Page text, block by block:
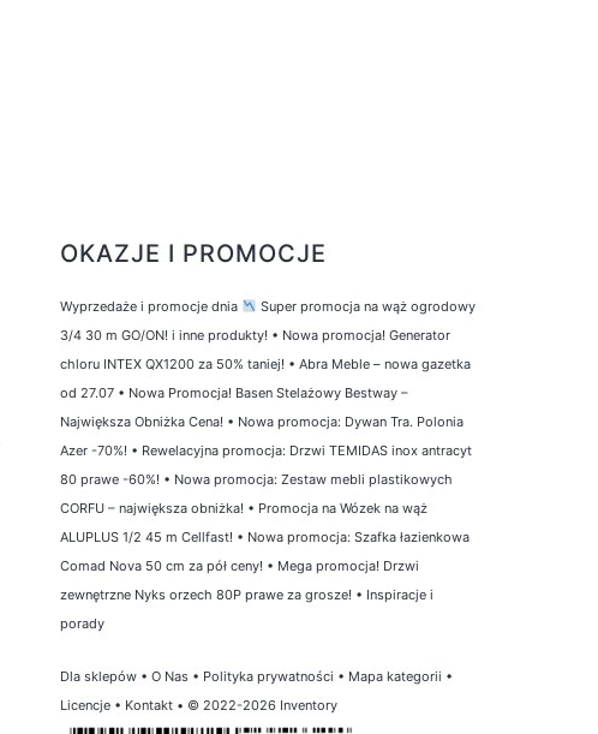
OKAZJE I PROMOCJE
Wyprzedaże i promocje dnia
Super promocja na wąż ogrodowy
3/4 30 m GO/ON! i inne produkty! • Nowa promocja! Generator
chloru INTEX QX1200 za 50% taniej! • Abra Meble – nowa gazetka
od 27.07 • Nowa Promocja! Basen Stelażowy Bestway –
Największa Obniżka Cena! • Nowa promocja: Dywan Tra. Polonia
Azer -70%! • Rewelacyjna promocja: Drzwi TEMIDAS inox antracyt
80 prawe -60%! • Nowa promocja: Zestaw mebli plastikowych
CORFU – największa obniżka! • Promocja na Wózek na wąż
ALUPLUS 1/2 45 m Cellfast! • Nowa promocja: Szafka łazienkowa
Comad Nova 50 cm za pół ceny! • Mega promocja! Drzwi
zewnętrzne Nyks orzech 80P prawe za grosze! • Inspiracje i
porady
Dla sklepów • O Nas • Polityka prywatności • Mapa kategorii •
Licencje • Kontakt • © 2022-2026 Inventory